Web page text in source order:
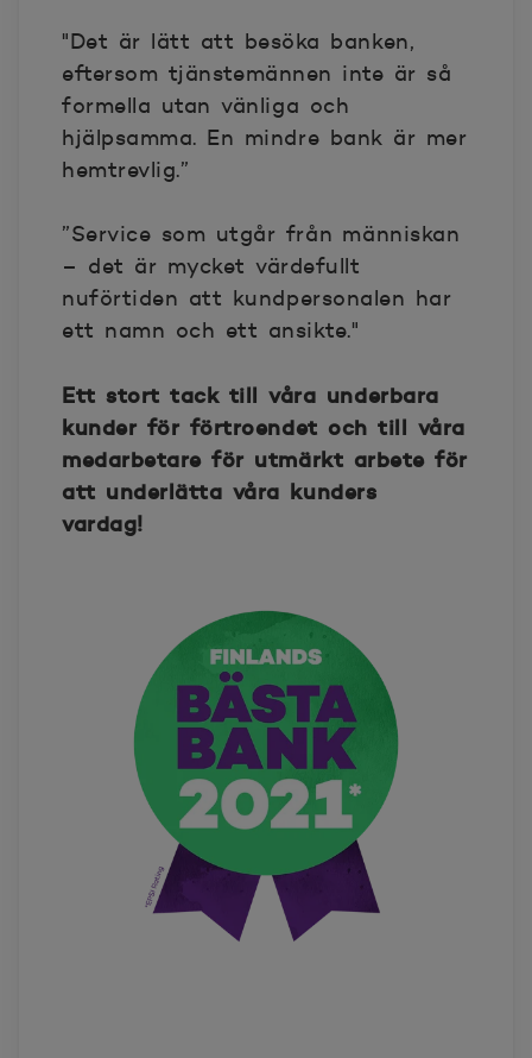
"Det är lätt att besöka banken,
eftersom tjänstemännen inte är så
formella utan vänliga och
hjälpsamma. En mindre bank är mer
hemtrevlig.”
”Service som utgår från människan
– det är mycket värdefullt
nuförtiden att kundpersonalen har
ett namn och ett ansikte."
Ett stort tack till våra underbara
kunder för förtroendet och till våra
medarbetare för utmärkt arbete för
att underlätta våra kunders
vardag!